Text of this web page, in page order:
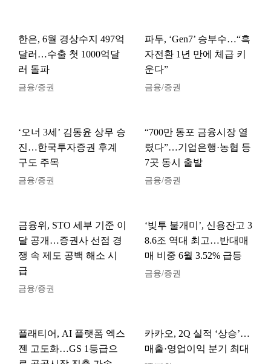
한은, 6월 경상수지 497억
달러…수출 첫 1000억달
러 돌파
금융/증권
파두, ‘Gen7’ 승부수…“흑
자전환 1년 만에 체급 키
운다”
금융/증권
‘오너 3세’ 김동윤 상무 승
진…한국투자증권 후계
구도 주목
금융/증권
“700만 동포 금융시장 열
렸다”…기업은행·농협 등
7곳 동시 출발
금융/증권
금융위, STO 세부 기준 이
달 공개…증권사 선점 경
쟁 속 제도 공백 해소 시
급
금융/증권
‘빚투 불개미’, 신용잔고 3
8.6조 역대 최고…반대매
매 비중 6월 3.52% 급등
금융/증권
플래티어, AI 플랫폼 엑스
젠 고도화…GS 1등급으
카카오, 2Q 실적 ‘상승’…
매출·영업이익 분기 최대